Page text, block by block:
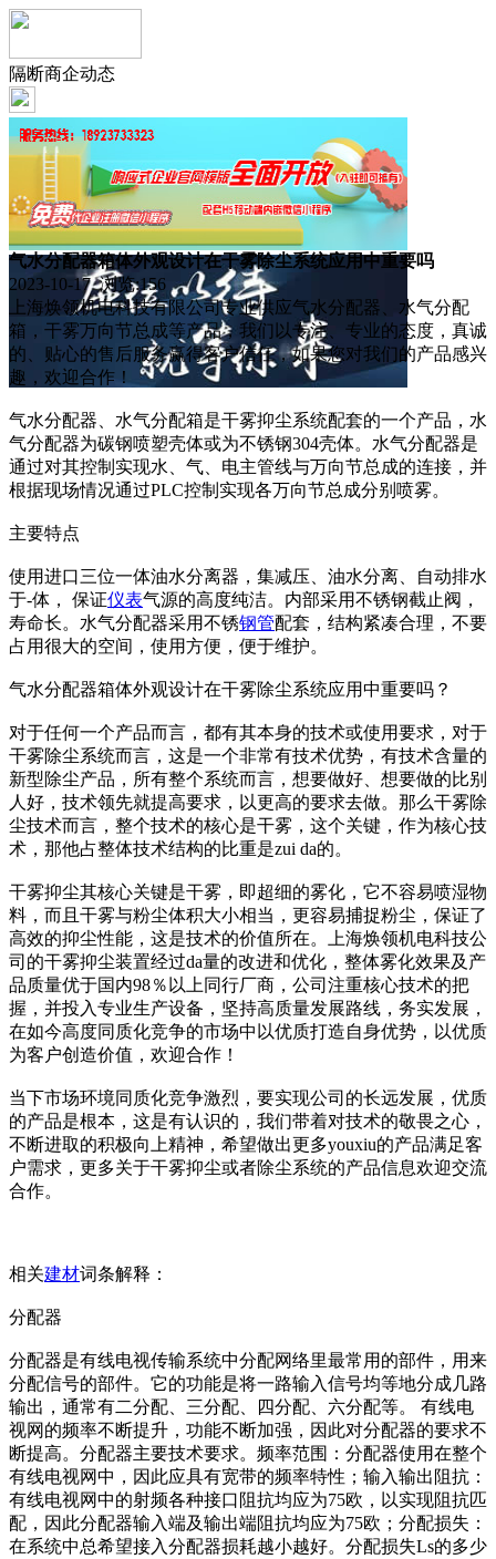
隔断商企动态
气水分配器箱体外观设计在干雾除尘系统应用中重要吗
2023-10-17 浏览:156
上海焕领机电科技有限公司专业供应气水分配器、水气分配
箱，干雾万向节总成等产品，我们以专注、专业的态度，真诚
的、贴心的售后服务赢得客户信任，如果您对我们的产品感兴
趣，欢迎合作！
气水分配器、水气分配箱是干雾抑尘系统配套的一个产品，水
气分配器为碳钢喷塑壳体或为不锈钢304壳体。水气分配器是
通过对其控制实现水、气、电主管线与万向节总成的连接，并
根据现场情况通过PLC控制实现各万向节总成分别喷雾。
主要特点
使用进口三位一体油水分离器，集减压、油水分离、自动排水
于-体， 保证仪表气源的高度纯洁。内部采用不锈钢截止阀，
寿命长。水气分配器采用不锈钢管配套，结构紧凑合理，不要
占用很大的空间，使用方便，便于维护。
气水分配器箱体外观设计在干雾除尘系统应用中重要吗？
对于任何一个产品而言，都有其本身的技术或使用要求，对于
干雾除尘系统而言，这是一个非常有技术优势，有技术含量的
新型除尘产品，所有整个系统而言，想要做好、想要做的比别
人好，技术领先就提高要求，以更高的要求去做。那么干雾除
尘技术而言，整个技术的核心是干雾，这个关键，作为核心技
术，那他占整体技术结构的比重是zui da的。
干雾抑尘其核心关键是干雾，即超细的雾化，它不容易喷湿物
料，而且干雾与粉尘体积大小相当，更容易捕捉粉尘，保证了
高效的抑尘性能，这是技术的价值所在。上海焕领机电科技公
司的干雾抑尘装置经过da量的改进和优化，整体雾化效果及产
品质量优于国内98％以上同行厂商，公司注重核心技术的把
握，并投入专业生产设备，坚持高质量发展路线，务实发展，
在如今高度同质化竞争的市场中以优质打造自身优势，以优质
为客户创造价值，欢迎合作！
当下市场环境同质化竞争激烈，要实现公司的长远发展，优质
的产品是根本，这是有认识的，我们带着对技术的敬畏之心，
不断进取的积极向上精神，希望做出更多youxiu的产品满足客
户需求，更多关于干雾抑尘或者除尘系统的产品信息欢迎交流
合作。
相关建材词条解释：
分配器
分配器是有线电视传输系统中分配网络里最常用的部件，用来
分配信号的部件。它的功能是将一路输入信号均等地分成几路
输出，通常有二分配、三分配、四分配、六分配等。 有线电
视网的频率不断提升，功能不断加强，因此对分配器的要求不
断提高。分配器主要技术要求。频率范围：分配器使用在整个
有线电视网中，因此应具有宽带的频率特性；输入输出阻抗：
有线电视网中的射频各种接口阻抗均应为75欧，以实现阻抗匹
配，因此分配器输入端及输出端阻抗均应为75欧；分配损失：
在系统中总希望接入分配器损耗越小越好。分配损失Ls的多少